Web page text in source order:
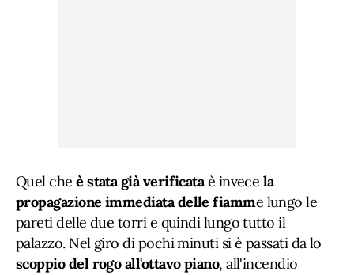
Quel cheè stata già verificataè invece la
propagazione immediata delle fiamme lungo le
pareti delle due torri e quindi lungo tutto il
palazzo. Nel giro di pochi minuti si è passati da lo
scoppio del rogo all'ottavo piano, all'incendio